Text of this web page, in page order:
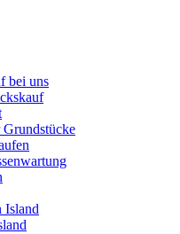
bei uns
Grundstücke
Island